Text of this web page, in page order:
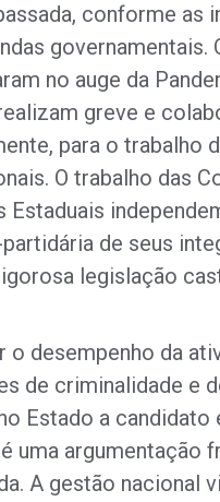
conforme as
governamentais.
no auge da
greve e
para o trabalho
O trabalho das
Estaduais
de seus
legislação
o desempenho da
de criminalidade e
Estado a candidato
uma argumentação
A gestão nacional